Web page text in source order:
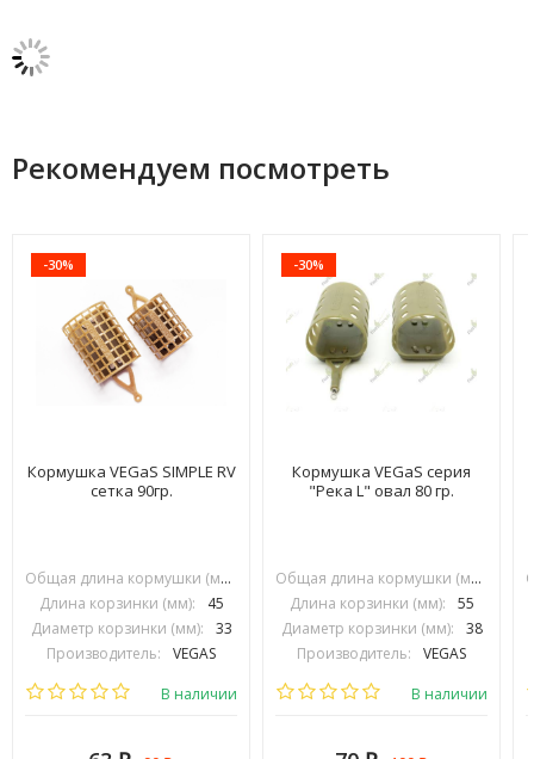
Рекомендуем посмотреть
-30%
Кормушка VEGaS SIMPLE RV
сетка 90гр.
Общая длина кормушки (мм):
Длина корзинки (мм):
45
Диаметр корзинки (мм):
33
Производитель:
VEGAS
В наличии
-30%
Кормушка VEGaS серия
"Река L" овал 80 гр.
Общая длина кормушки (мм):
Длина корзинки (мм):
55
Диаметр корзинки (мм):
38
Производитель:
VEGAS
В наличии